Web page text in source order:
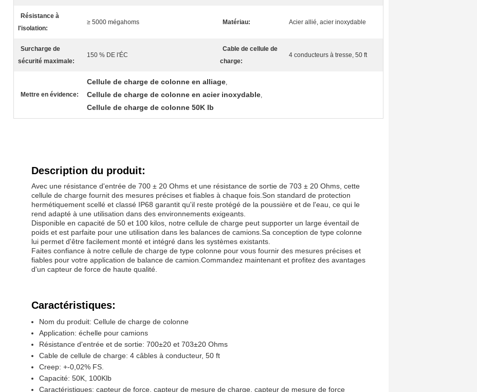
Résistance à
l'isolation:
≥ 5000 mégahoms Matériau: Acier allié, acier inoxydable
Surcharge de
sécurité maximale:
150 % DE l'ÉC
Cable de cellule de
charge:
4 conducteurs à tresse, 50 ft
Mettre en évidence:
Cellule de charge de colonne en alliage,
Cellule de charge de colonne en acier inoxydable,
Cellule de charge de colonne 50K Ib
Description du produit:
Avec une résistance d'entrée de 700 ± 20 Ohms et une résistance de sortie de 703 ± 20 Ohms, cette
cellule de charge fournit des mesures précises et fiables à chaque fois.Son standard de protection
hermétiquement scellé et classé IP68 garantit qu'il reste protégé de la poussière et de l'eau, ce qui le
rend adapté à une utilisation dans des environnements exigeants.
Disponible en capacité de 50 et 100 kilos, notre cellule de charge peut supporter un large éventail de
poids et est parfaite pour une utilisation dans les balances de camions.Sa conception de type colonne
lui permet d'être facilement monté et intégré dans les systèmes existants.
Faites confiance à notre cellule de charge de type colonne pour vous fournir des mesures précises et
fiables pour votre application de balance de camion.Commandez maintenant et profitez des avantages
d'un capteur de force de haute qualité.
Caractéristiques:
Nom du produit: Cellule de charge de colonne
Application: échelle pour camions
Résistance d'entrée et de sortie: 700±20 et 703±20 Ohms
Cable de cellule de charge: 4 câbles à conducteur, 50 ft
Creep: +-0,02% FS.
Capacité: 50K, 100Klb
Caractéristiques: capteur de force, capteur de mesure de charge, capteur de mesure de force